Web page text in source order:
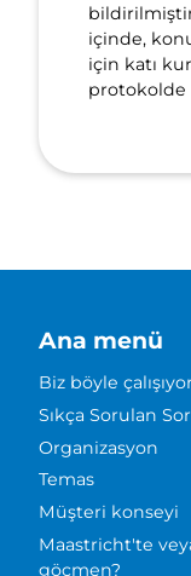
içinde,
için katı
Ana menü
Biz böyle
Sıkça Sorulan
Organizasyon
Temas
Müşteri konseyi
Maastricht'te
göçmen?